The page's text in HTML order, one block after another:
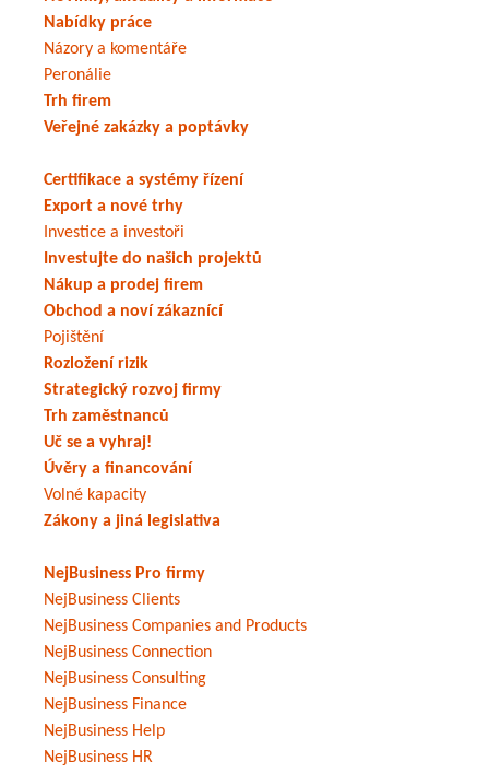
Nabídky práce
Názory a komentáře
Peronálie
Trh firem
Veřejné zakázky a poptávky
Certifikace a systémy řízení
Export a nové trhy
Investice a investoři
Investujte do našich projektů
Nákup a prodej firem
Obchod a noví zákaznící
Pojištění
Rozložení rizik
Strategický rozvoj firmy
Trh zaměstnanců
Uč se a vyhraj!
Úvěry a financování
Volné kapacity
Zákony a jiná legislativa
NejBusiness Pro firmy
NejBusiness Clients
NejBusiness Companies and Products
NejBusiness Connection
NejBusiness Consulting
NejBusiness Finance
NejBusiness Help
NejBusiness HR